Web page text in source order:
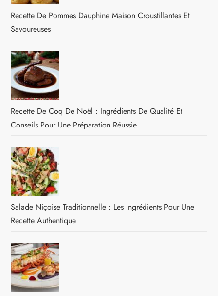
Recette De Pommes Dauphine Maison Croustillantes Et
Savoureuses
Recette De Coq De Noël : Ingrédients De Qualité Et
Conseils Pour Une Préparation Réussie
Salade Niçoise Traditionnelle : Les Ingrédients Pour Une
Recette Authentique